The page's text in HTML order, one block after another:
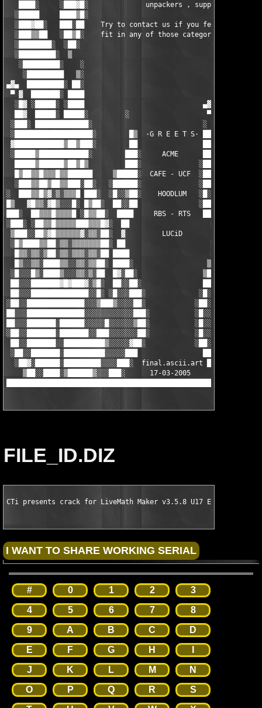
████░     ░███▓█░              unpackers , suppliers
░█████     ████▒█░
░███▓██░   ███░██    Try to contact us if you feel you
░███▒▒██   ░██▒█░    fit in any of those categories!
░████████░  ░██░
░█████████░  ▒
░█████████░    ░
░█████████   ▒░
▄▓▄  █████████░ ██░                                           ██
▀ ▓  ███████░ ████                                          ▓██
░█▓ ░█████░ ░████                             ▄▓▄
██▓  █████░ █████░         ░                   ▀
░███░ █████████████░                           ░
░███████████████████░        █▒  ·G R E E T S· ██
▓████████████▒██▒███░        ██                ██░
░█████▒████████████░        ███░     ACME      ██░
█████▒██████▒██▒█▒         ███░              ░███░
█▒██▒▒█▒▒▒█▒▒██████     ▒█████░  CAFE - UCF  ░████▓
░███▒▒██▒██▒▒███░██░   ░██████░              ░██████
░  ███▒▒█▒▓░▒░▒▒▒█ ███░  ░█░░▒██░    HOODLUM   ░█░░░██   ▒███
█▒   ▓█▒▒░▓█▒░░░█░ █▒██░  ██░░██               ░██░░█░  ░█░██
███░  ██▒▒▒█▒▒▒▒█ ░█▒▒██░  ████     RBS - RTS   ████░  ░█▒▒██
░███░ ░██▒▒█▒▒▒▒▒███▒▒▒█▓░  ██                    ██
▒███░░██▒▓█▒▒▒▒▒▒▓░▒▒░██░  ▓         LUCiD        ▒
░█▒████▒▒██░▒▒░▒▒▒▒▒▒▒██░ ██                     ███
█▒▒░▒▒░▒██░▒▒░▒▒▒░▒▒░██ ████                    ███
█▒░░▒▒░████▒▒░░▒▒░▒▒██░ ████░                  ▒███
░█░░░█▒░████▒░░░▒▒░▒░██  █▓░██░                ▒█▒██
██░░░███████▓█▓███▓░▒█░  ██░░██░               ██░░██
██░░░██████████████░░█░ ░█░░░███░
░██░░██████████████░░░▒███▒░░░░██░
██░░░██████████████░░░░░░░░░░░░███░
██░░░███████░██████░░░░░█░░░░░░▒██░
░██░░███████░███████░░███░░░░░░░██░
██░░███████░░██████████▒░░░░░▓██░
░██░░███████░██████████░░░░░███
░██▓░██████░█████████░░░░███░  final.ascii.art
▒██░░████░▒██████▒░░░███░      17-03-2005
FILE_ID.DIZ
CTi presents crack for LiveMath Maker v3.5.8 U17 English READ
# 0 1 2
3
4
5 6 7
8
9
A B C
D
E
F G H
J
K L M
N
O
P Q R
S